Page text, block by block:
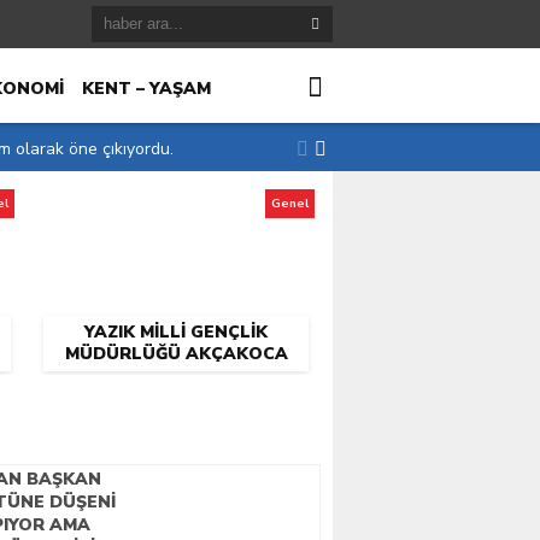
KENT – YAŞAM
olarak öne çıkıyordu.
YAZIK MILLI GENÇLIK
MÜDÜRLÜĞÜ AKÇAKOCA
Genel
BAŞKAN
DÜŞENI
AMA